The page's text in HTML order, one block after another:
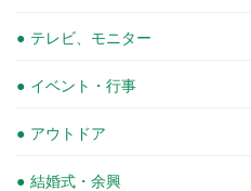
テレビ、モニター
イベント・行事
アウトドア
結婚式・余興